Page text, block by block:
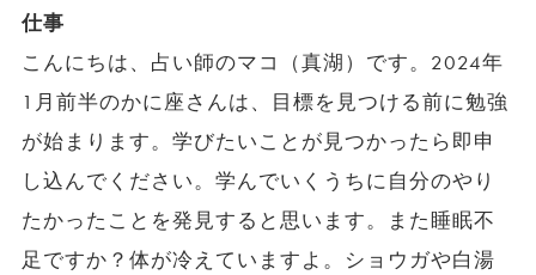
仕事
こんにちは、占い師のマコ（真湖）です。2024年
1月前半のかに座さんは、目標を見つける前に勉強
が始まります。学びたいことが見つかったら即申
し込んでください。学んでいくうちに自分のやり
たかったことを発見すると思います。また睡眠不
足ですか？体が冷えていますよ。ショウガや白湯